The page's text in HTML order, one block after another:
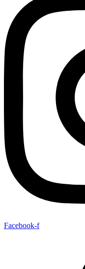
Facebook-f